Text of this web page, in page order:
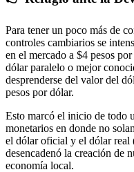
Para tener un poco más de
controles cambiarios se
en el mercado a $4 pesos
dólar paralelo o mejor
desprenderse del valor del
pesos por dólar.
Esto marcó el inicio de todo
monetarios en donde no
el dólar oficial y el dólar real
desencadenó la creación de
economía local.